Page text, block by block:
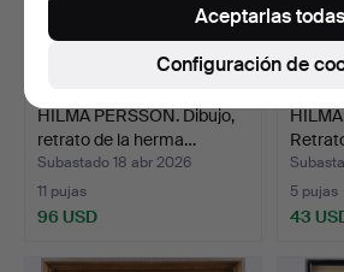
HILMA PERSSON. Dibujo,
retrato de la herma…
Subastado 18 abr 2026
11 pujas
96 USD
5 pujas
43
Configuración de
Aceptarlas todas